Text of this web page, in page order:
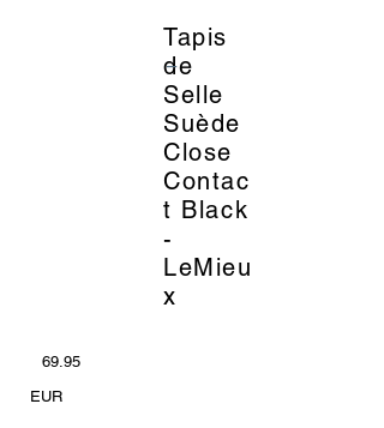
Tapis
de
Selle
Suède
Close
Contac
t Black
-
LeMieu
x
_
69.95
EUR